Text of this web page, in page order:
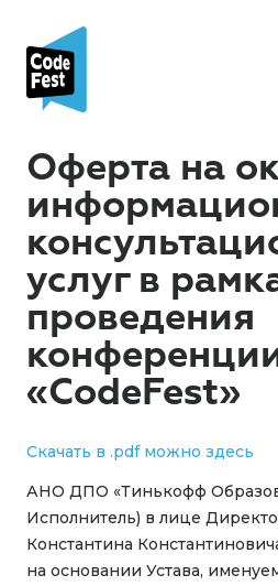
Оферта на
услуг в
проведения
«CodeFest»
Скачать в .pdf можно здесь
АНО ДПО «Тинькофф
Исполнитель) в лице
Константина
на основании Устава,